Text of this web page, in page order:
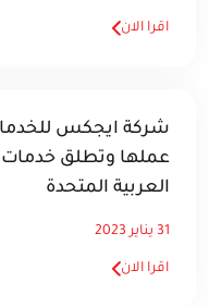
اقرا الان
شركة ايجكس
عملها وتطلق خدمات
العربية المتحدة
31 يناير 2023
اقرا الان